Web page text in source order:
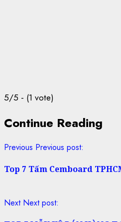
5/5 - (1 vote)
Continue Reading
Previous Previous post:
Top 7 Tấm Cemboard
Next Next post: